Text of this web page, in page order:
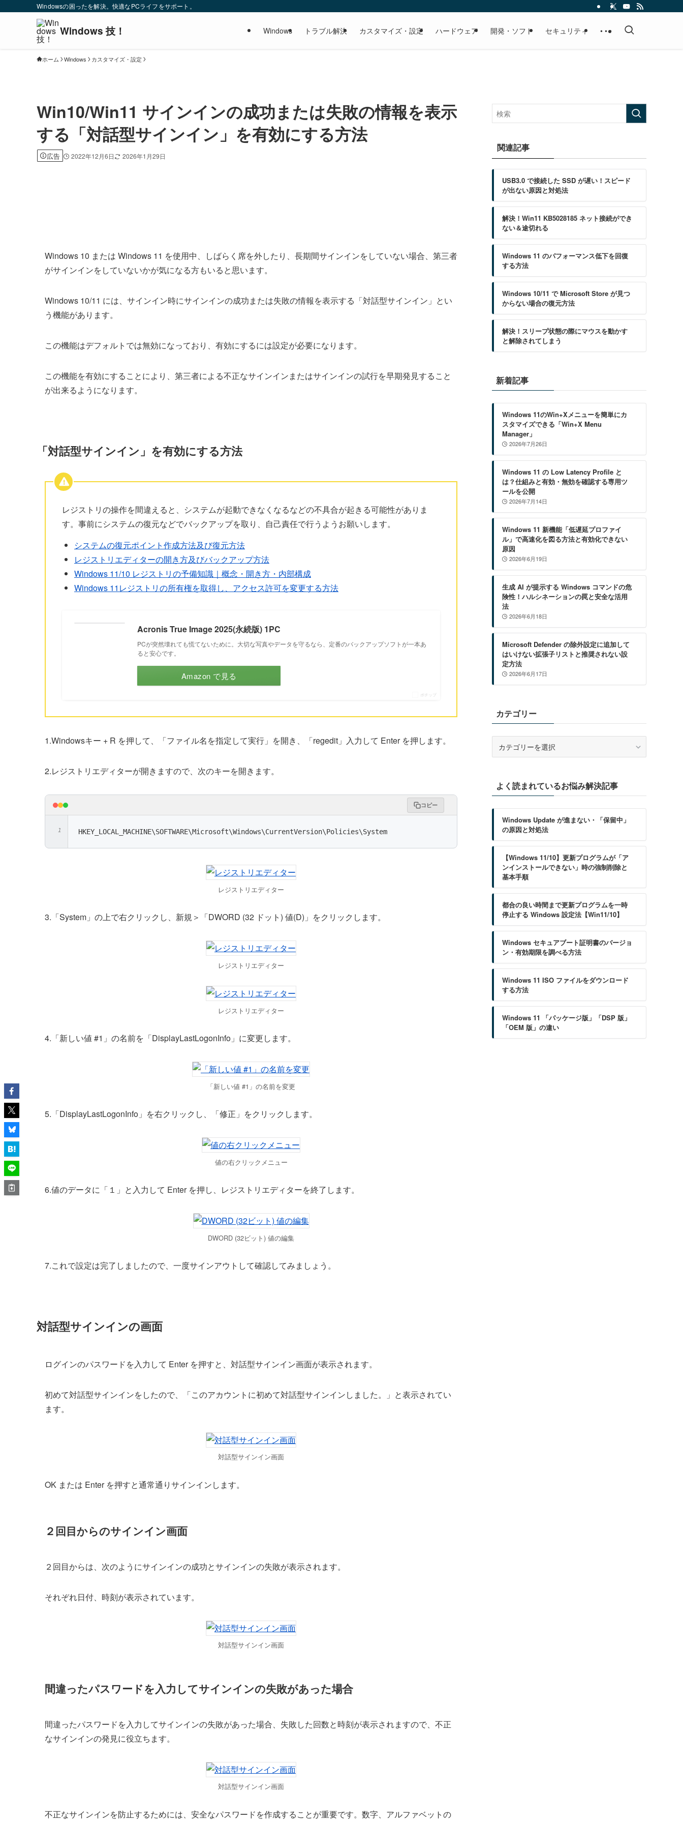
Windowsの困ったを解決。快適なPCライフをサポート。
Windows トラブル解決 カスタマイズ・設定 ハードウェア 開発・ソフト セキュリティ • • •
ホーム Windows カスタマイズ・設定
Win10/Win11 サインインの成功または失敗の情報を表示
する「対話型サインイン」を有効にする方法
広告 2022年12月6日 2026年1月29日
Windows 10 または Windows 11 を使用中、しばらく席を外したり、長期間サインインをしていない場合、第三者
がサインインをしていないかが気になる方もいると思います。
Windows 10/11 には、サインイン時にサインインの成功または失敗の情報を表示する「対話型サインイン」とい
う機能があります。
この機能はデフォルトでは無効になっており、有効にするには設定が必要になります。
この機能を有効にすることにより、第三者による不正なサインインまたはサインインの試行を早期発見すること
が出来るようになります。
「対話型サインイン」を有効にする方法
レジストリの操作を間違えると、システムが起動できなくなるなどの不具合が起きる可能性がありま
す。事前にシステムの復元などでバックアップを取り、自己責任で行うようお願いします。
システムの復元ポイント作成方法及び復元方法
レジストリエディターの開き方及びバックアップ方法
Windows 11/10 レジストリの予備知識｜概念・開き方・内部構成
Windows 11レジストリの所有権を取得し、アクセス許可を変更する方法
Acronis True Image 2025(永続版) 1PC
PCが突然壊れても慌てないために。大切な写真やデータを守るなら、定番のバックアップソフトが一本あ
ると安心です。
Amazon で見る
ポチップ
1.Windowsキー + R を押して、「ファイル名を指定して実行」を開き、「regedit」入力して Enter を押します。
2.レジストリエディターが開きますので、次のキーを開きます。
コピー
HKEY_LOCAL_MACHINE\SOFTWARE\Microsoft\Windows\CurrentVersion\Policies\System
レジストリエディター
3.「System」の上で右クリックし、新規＞「DWORD (32 ドット) 値(D)」をクリックします。
レジストリエディター
レジストリエディター
4.「新しい値 #1」の名前を「DisplayLastLogonInfo」に変更します。
「新しい値 #1」の名前を変更
5.「DisplayLastLogonInfo」を右クリックし、「修正」をクリックします。
値の右クリックメニュー
6.値のデータに「１」と入力して Enter を押し、レジストリエディターを終了します。
DWORD (32ビット) 値の編集
7.これで設定は完了しましたので、一度サインアウトして確認してみましょう。
対話型サインインの画面
ログインのパスワードを入力して Enter を押すと、対話型サインイン画面が表示されます。
初めて対話型サインインをしたので、「このアカウントに初めて対話型サインインしました。」と表示されてい
ます。
対話型サインイン画面
OK または Enter を押すと通常通りサインインします。
２回目からのサインイン画面
２回目からは、次のようにサインインの成功とサインインの失敗が表示されます。
それぞれ日付、時刻が表示されています。
対話型サインイン画面
間違ったパスワードを入力してサインインの失敗があった場合
間違ったパスワードを入力してサインインの失敗があった場合、失敗した回数と時刻が表示されますので、不正
なサインインの発見に役立ちます。
対話型サインイン画面
不正なサインインを防止するためには、安全なパスワードを作成することが重要です。数字、アルファベットの
関連記事
USB3.0 で接続した SSD が遅い！スピード
が出ない原因と対処法
解決！Win11 KB5028185 ネット接続ができ
ない＆途切れる
Windows 11 のパフォーマンス低下を回復
する方法
Windows 10/11 で Microsoft Store が見つ
からない場合の復元方法
解決！スリープ状態の際にマウスを動かす
と解除されてしまう
新着記事
Windows 11のWin+Xメニューを簡単にカ
スタマイズできる「Win+X Menu
Manager」
2026年7月26日
Windows 11 の Low Latency Profile と
は？仕組みと有効・無効を確認する専用ツ
ールを公開
2026年7月14日
Windows 11 新機能「低遅延プロファイ
ル」で高速化を図る方法と有効化できない
原因
2026年6月19日
生成 AI が提示する Windows コマンドの危
険性！ハルシネーションの罠と安全な活用
法
2026年6月18日
Microsoft Defender の除外設定に追加して
はいけない拡張子リストと推奨されない設
定方法
2026年6月17日
カテゴリー
ーよく読まれているお悩み解決記事
Windows Update が進まない・「保留中」
の原因と対処法
【Windows 11/10】更新プログラムが「ア
ンインストールできない」時の強制削除と
基本手順
都合の良い時間まで更新プログラムを一時
停止する Windows 設定法【Win11/10】
Windows セキュアブート証明書のバージョ
ン・有効期限を調べる方法
Windows 11 ISO ファイルをダウンロード
する方法
Windows 11 「パッケージ版」「DSP 版」
「OEM 版」の違い